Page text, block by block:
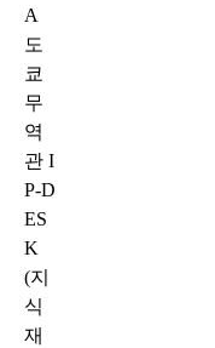
A
도
쿄
무
역
관 I
P-D
ES
K
(지
식
재